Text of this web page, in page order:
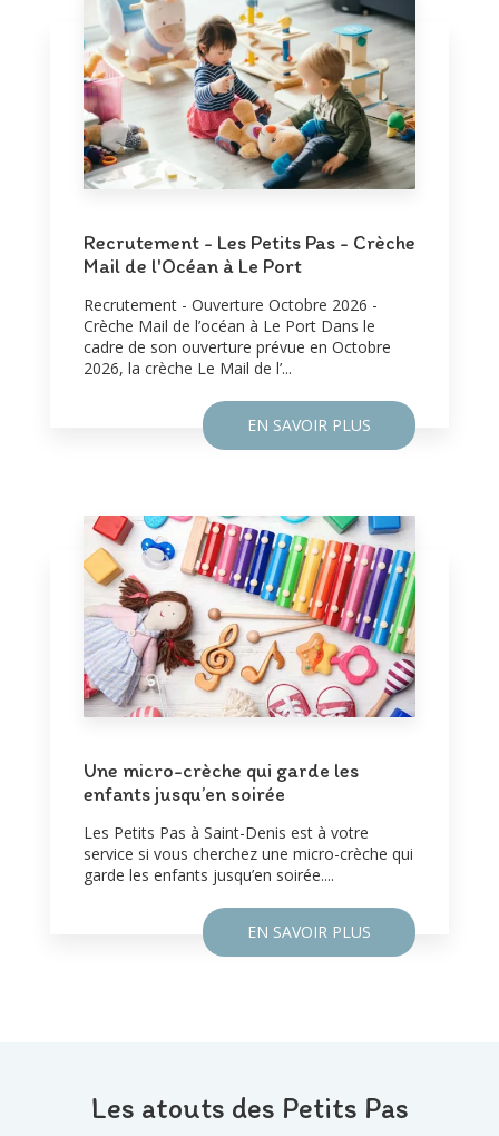
Recrutement - Les Petits Pas - Crèche
Mail de l'Océan à Le Port
Recrutement - Ouverture Octobre 2026 -
Crèche Mail de l’océan à Le Port Dans le
cadre de son ouverture prévue en Octobre
2026, la crèche Le Mail de l’...
EN SAVOIR PLUS
Une micro-crèche qui garde les
enfants jusqu’en soirée
Les Petits Pas à Saint-Denis est à votre
service si vous cherchez une micro-crèche qui
garde les enfants jusqu’en soirée....
EN SAVOIR PLUS
Les atouts des Petits Pas